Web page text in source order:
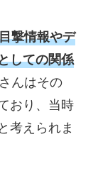
撃情報やデ
しての関係
んはその
おり、当時
考えられま